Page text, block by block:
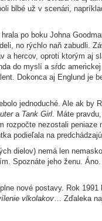
blbé už v scenári,
po boku Johna
no rýchlo naň zabudli.
a hercov, oproti ktorým aj
do myslí a sŕdc
Dokonca aj Englund je
jednoduché. Ale ak by
a Tank Girl. Máte
rozpočte nezostali peniaze
podieľala na
dielov) nemá len
Spoznáte jeho ženu.
nové postavy. Rok 1991
vlkolakov… Zďaleka